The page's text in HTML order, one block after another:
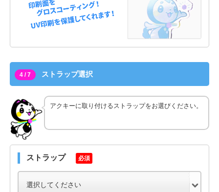
4 / 7 ストラップ選択
アクキーに取り付けるストラップをお選びください。
ストラップ 必須